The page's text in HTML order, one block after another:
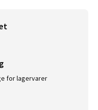
for lagervarer